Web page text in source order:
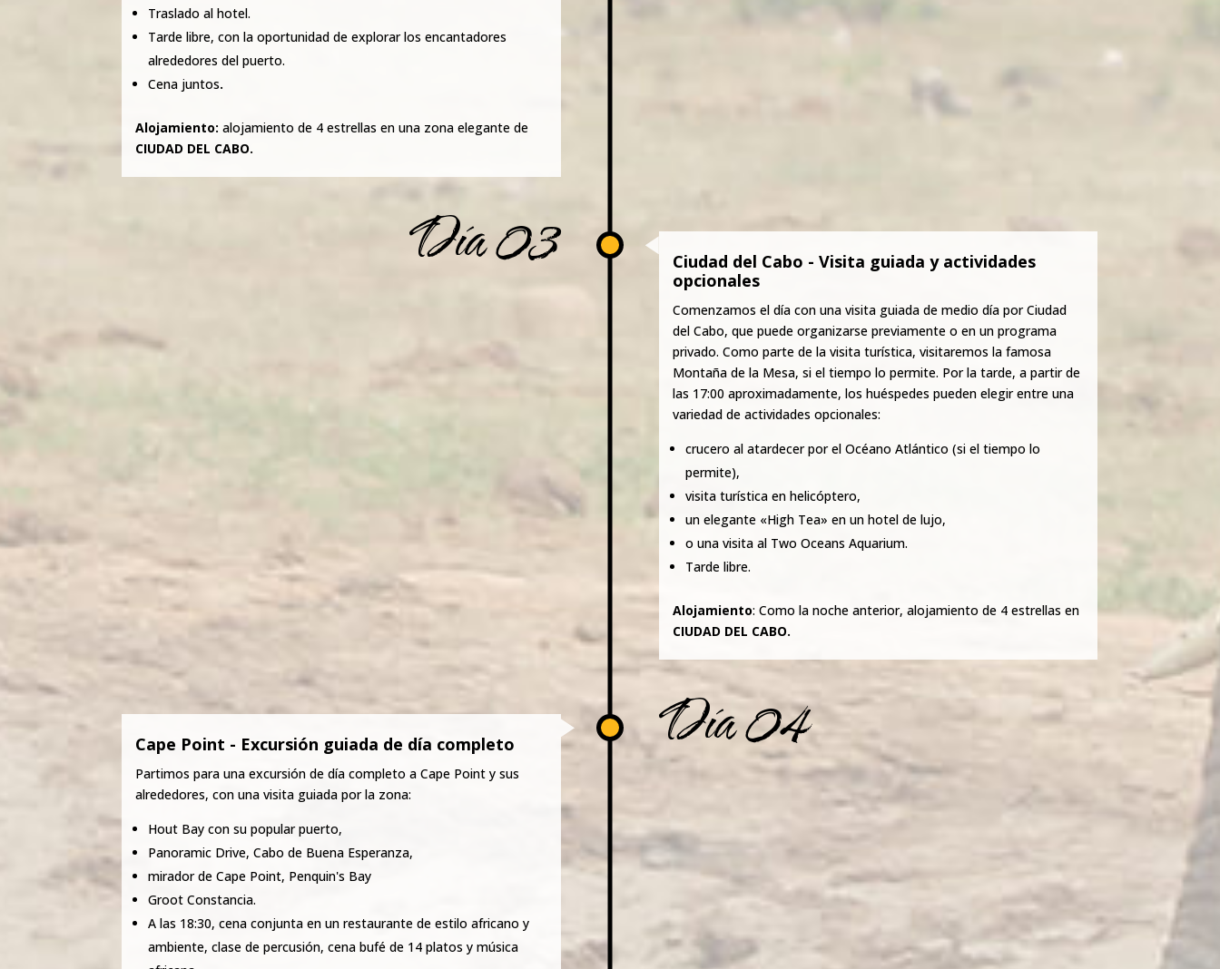
Traslado al hotel.
Tarde libre, con la oportunidad de explorar los encantadores
alrededores del puerto.
Cena juntos.
Alojamiento: alojamiento de 4 estrellas en una zona elegante de
CIUDAD DEL CABO.
Día 03
Ciudad del Cabo - Visita guiada y actividades
opcionales
Comenzamos el día con una visita guiada de medio día por Ciudad
del Cabo, que puede organizarse previamente o en un programa
privado. Como parte de la visita turística, visitaremos la famosa
Montaña de la Mesa, si el tiempo lo permite. Por la tarde, a partir de
las 17:00 aproximadamente, los huéspedes pueden elegir entre una
variedad de actividades opcionales:
crucero al atardecer por el Océano Atlántico (si el tiempo lo
permite),
visita turística en helicóptero,
un elegante «High Tea» en un hotel de lujo,
o una visita al Two Oceans Aquarium.
Tarde libre.
Alojamiento: Como la noche anterior, alojamiento de 4 estrellas en
CIUDAD DEL CABO.
Día 04
Cape Point - Excursión guiada de día completo
Partimos para una excursión de día completo a Cape Point y sus
alrededores, con una visita guiada por la zona:
Hout Bay con su popular puerto,
Panoramic Drive, Cabo de Buena Esperanza,
mirador de Cape Point, Penquin's Bay
Groot Constancia.
A las 18:30, cena conjunta en un restaurante de estilo africano y
ambiente, clase de percusión, cena bufé de 14 platos y música